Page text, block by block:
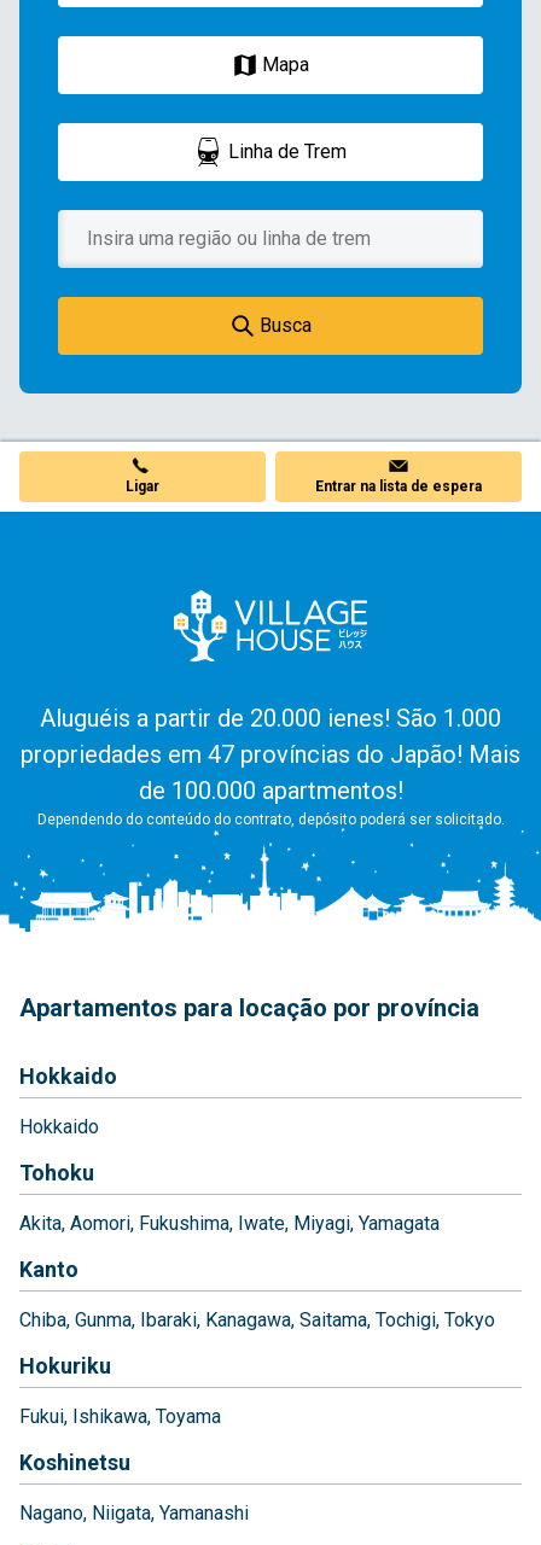
Mapa
Linha de Trem
Busca
Ligar Entrar na lista de espera
Aluguéis a partir de 20.000 ienes! São 1.000
propriedades em 47 províncias do Japão! Mais
de 100.000 apartmentos!
Dependendo do conteúdo do contrato, depósito poderá ser solicitado.
Apartamentos para locação por província
Hokkaido
Hokkaido
Tohoku
Akita Aomori Fukushima Iwate Miyagi Yamagata
Kanto
Chiba Gunma Ibaraki Kanagawa Saitama Tochigi Tokyo
Hokuriku
Fukui Ishikawa Toyama
Koshinetsu
Nagano Niigata Yamanashi